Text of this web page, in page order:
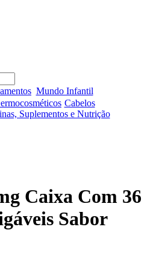
Mundo Infantil
Cabelos
Suplementos e Nutrição
Caixa Com 36
Sabor